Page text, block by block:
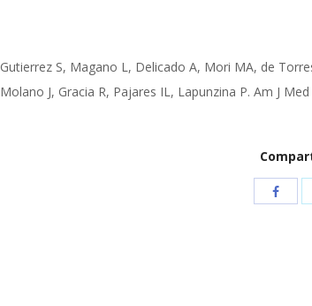
Gutierrez S, Magano L, Delicado A, Mori MA, de
Molano J, Gracia R, Pajares IL, Lapunzina P. Am J